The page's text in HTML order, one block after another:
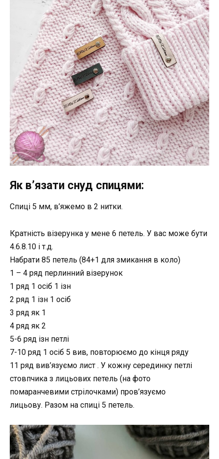
Як в’язати снуд спицями:
Спиці 5 мм, в’яжемо в 2 нитки.
Кратність візерунка у мене 6 петель. У вас може бути
4.6.8.10 і т.д.
Набрати 85 петель (84+1 для змикання в коло)
1 – 4 ряд ​​перлинний візерунок
1 ряд 1 осіб 1 ізн
2 ряд 1 ізн 1 осіб
3 ряд як 1
4 ряд ​​як 2
5-6 ряд ізн петлі
7-10 ряд 1 осіб 5 вив, повторюємо до кінця ряду
11 ряд вив’язуємо лист . У кожну серединку петлі
стовпчика з лицьових петель (на фото
помаранчевими стрілочками) пров’язуємо
лицьову. Разом на спиці 5 петель.